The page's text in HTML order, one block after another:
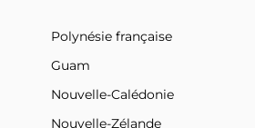
Polynésie française
Guam
Nouvelle-Calédonie
Nouvelle-Zélande